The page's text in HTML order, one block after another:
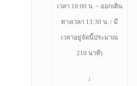
เวลา 10:00 น. ~ ออกเดิน
ทางเวลา 13:30 น. / มี
เวลาอยู่จัดนี้ประมาณ
210 นาที)
↓